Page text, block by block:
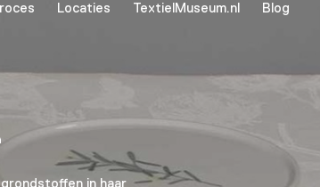
Locaties TextielMuseum.nl Blog
in haar